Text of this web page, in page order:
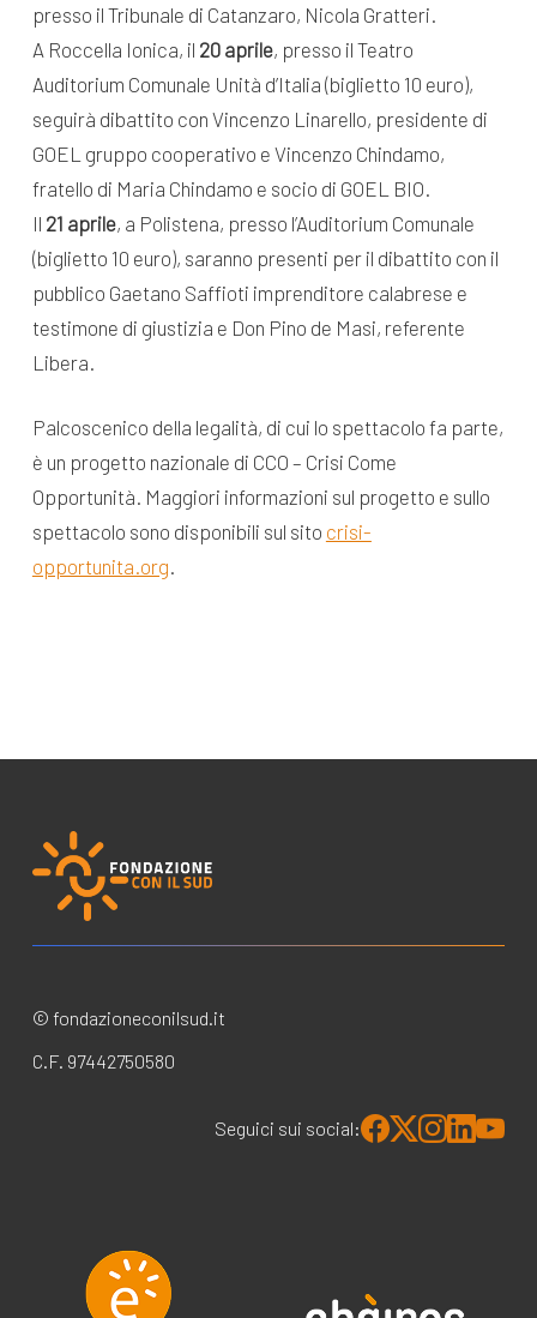
presso il Tribunale di Catanzaro, Nicola Gratteri.
A Roccella Ionica, il 20 aprile, presso il Teatro
Auditorium Comunale Unità d’Italia (biglietto 10 euro),
seguirà dibattito con Vincenzo Linarello, presidente di
GOEL gruppo cooperativo e Vincenzo Chindamo,
fratello di Maria Chindamo e socio di GOEL BIO.
Il 21 aprile, a Polistena, presso l’Auditorium Comunale
(biglietto 10 euro), saranno presenti per il dibattito con il
pubblico Gaetano Saffioti imprenditore calabrese e
testimone di giustizia e Don Pino de Masi, referente
Libera.
Palcoscenico della legalità, di cui lo spettacolo fa parte,
è un progetto nazionale di CCO – Crisi Come
Opportunità. Maggiori informazioni sul progetto e sullo
spettacolo sono disponibili sul sito crisi-
opportunita.org.
© fondazioneconilsud.it
C.F. 97442750580
Seguici sui social: